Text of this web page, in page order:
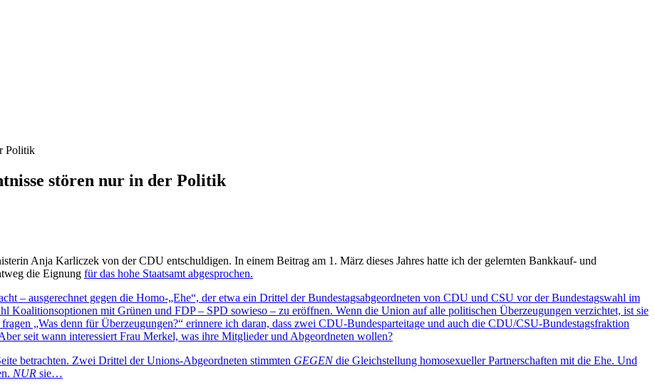
stören nur in der Politik
Anja Karliczek von der CDU entschuldigen. In einem Beitrag am 1. März dieses Jahres hatte ich der gelernten Bankkauf- und
die Eignung für das hohe Staatsamt abgesprochen.
– ausgerechnet gegen die Homo-„Ehe“, der etwa ein Drittel der Bundestagsabgeordneten von CDU und CSU vor der Bundestagswahl im
Koalitionsoptionen mit Grünen und FDP – SPD sowieso – zu eröffnen. Wenn die Union auf alle politischen Überzeugungen verzichtet, ist sie
„Was denn für Überzeugungen?“ erinnere ich daran, dass zwei CDU-Bundesparteitage und auch die CDU/CSU-Bundestagsfraktion
seit wann interessiert Frau Merkel, was ihre Mitglieder und Abgeordneten wollen?
betrachten. Zwei Drittel der Unions-Abgeordneten stimmten GEGENdie Gleichstellung homosexueller Partnerschaften mit die Ehe. Und
NUR sie…